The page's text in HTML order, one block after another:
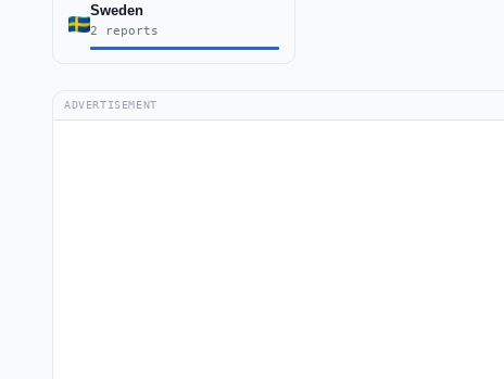
Sweden
2 reports
ADVERTISEMENT